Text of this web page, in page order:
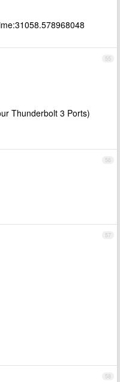
55
Thunderbolt 3 Ports)
56
57
58